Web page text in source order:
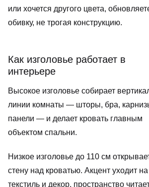
или хочется другого цвета,
обивку, не трогая конструкцию.
Как изголовье работает в
интерьере
Высокое изголовье собирает
линии комнаты — шторы, бра,
панели — и делает кровать главным
объектом спальни.
Низкое изголовье до 110 см
стену над кроватью. Акцент уходит на
текстиль и декор, пространство